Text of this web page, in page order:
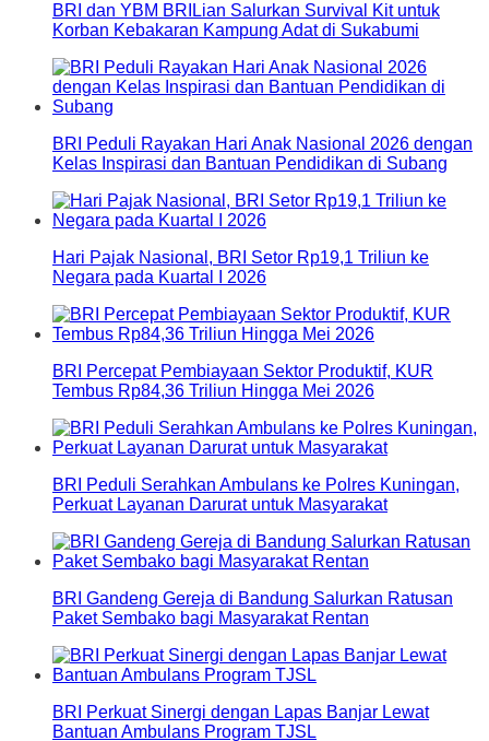
BRI dan YBM BRILian Salurkan Survival Kit untuk
Korban Kebakaran Kampung Adat di Sukabumi
BRI Peduli Rayakan Hari Anak Nasional 2026 dengan
Kelas Inspirasi dan Bantuan Pendidikan di Subang
Hari Pajak Nasional, BRI Setor Rp19,1 Triliun ke
Negara pada Kuartal I 2026
BRI Percepat Pembiayaan Sektor Produktif, KUR
Tembus Rp84,36 Triliun Hingga Mei 2026
BRI Peduli Serahkan Ambulans ke Polres Kuningan,
Perkuat Layanan Darurat untuk Masyarakat
BRI Gandeng Gereja di Bandung Salurkan Ratusan
Paket Sembako bagi Masyarakat Rentan
BRI Perkuat Sinergi dengan Lapas Banjar Lewat
Bantuan Ambulans Program TJSL